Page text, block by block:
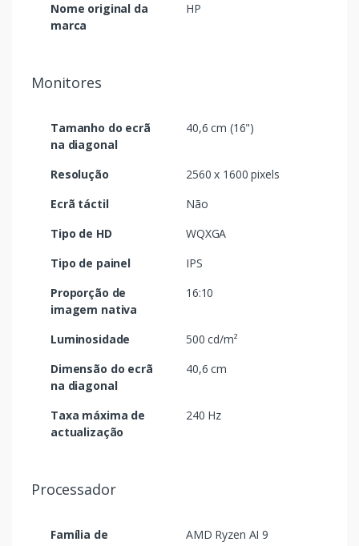
Nome original da
marca
HP
Monitores
Tamanho do ecrã
na diagonal
40,6 cm (16")
Resolução
2560 x 1600 pixels
Ecrã táctil
Não
Tipo de HD
WQXGA
Tipo de painel
IPS
Proporção de
imagem nativa
16:10
Luminosidade
500 cd/m²
Dimensão do ecrã
na diagonal
40,6 cm
Taxa máxima de
actualização
240 Hz
Processador
Família de
AMD Ryzen AI 9